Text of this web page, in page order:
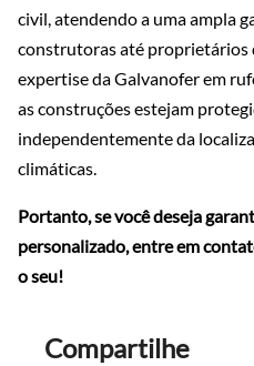
civil, atendendo a uma ampla
construtoras até proprietários
expertise da Galvanofer em
as construções estejam
independentemente da
climáticas.
Portanto, se você deseja
personalizado, entre em
o seu!
Compartilhe